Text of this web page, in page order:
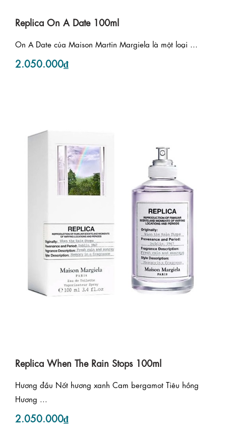
Replica On A Date 100ml
On A Date của Maison Martin Margiela là một loại ...
2.050.000₫
Replica When The Rain Stops 100ml
Hương đầu Nốt hương xanh Cam bergamot Tiêu hồng
Hương ...
2.050.000₫